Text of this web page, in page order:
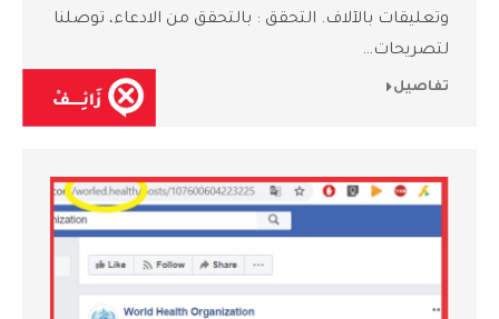
وتعليقات بالآلاف. التحقق : بالتحقق من الادعاء، توصلنا
لتصريحات…
تفاصيل